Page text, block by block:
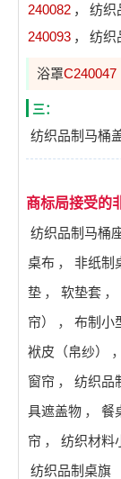
240082 ， 纺织
240093 ， 纺织
浴罩C240047
三：
纺织品制马桶
商标局接受的
纺织品制马桶
桌布 ， 非纸制
垫 ， 软垫套 ，
帘）
， 布制小
袱皮（帛纱）
，
窗帘 ， 纺织品
具遮盖物 ， 餐
帘 ， 纺织材料
纺织品制桌旗